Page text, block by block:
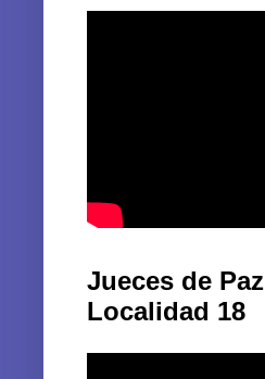
Jueces de Paz
Localidad 18